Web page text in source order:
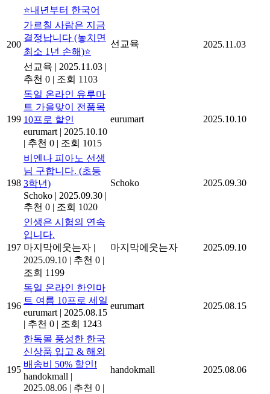
200
⭐내년부터 한국어
가르칠 사람은 지금
결정납니다 (놓치면
최소 1년 손해)⭐
선교육 | 2025.11.03 |
추천 0 | 조회 1103
선교육 2025.11.03
199
독일 온라인 유루마
트 가을맞이 전품목
10프로 할인
eurumart | 2025.10.10
| 추천 0 | 조회 1015
eurumart 2025.10.10
198
비엔나 피아노 선생
님 구합니다. (초등
3학년)
Schoko | 2025.09.30 |
추천 0 | 조회 1020
Schoko 2025.09.30
197
인생은 시험의 연속
입니다.
마지막에웃는자 |
2025.09.10 | 추천 0 |
조회 1199
마지막에웃는자 2025.09.10
196
독일 온라인 한인마
트 여름 10프로 세일
eurumart | 2025.08.15
| 추천 0 | 조회 1243
eurumart 2025.08.15
195
한독몰 풍성한 한국
신상품 입고 & 해외
배송비 50% 할인!
handokmall |
2025.08.06 | 추천 0 |
handokmall 2025.08.06